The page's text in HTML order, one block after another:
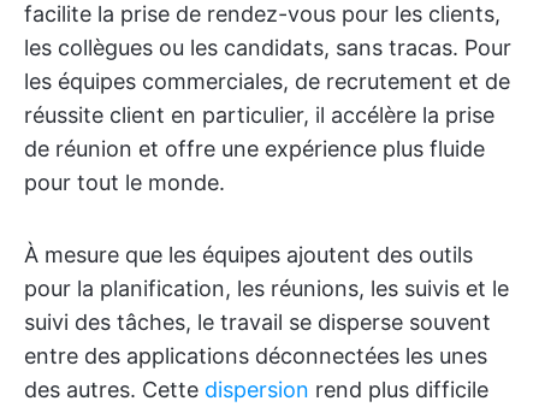
facilite la prise de rendez-vous pour les clients,
les collègues ou les candidats, sans tracas. Pour
les équipes commerciales, de recrutement et de
réussite client en particulier, il accélère la prise
de réunion et offre une expérience plus fluide
pour tout le monde.
À mesure que les équipes ajoutent des outils
pour la planification, les réunions, les suivis et le
suivi des tâches, le travail se disperse souvent
entre des applications déconnectées les unes
des autres. Cette dispersion rend plus difficile